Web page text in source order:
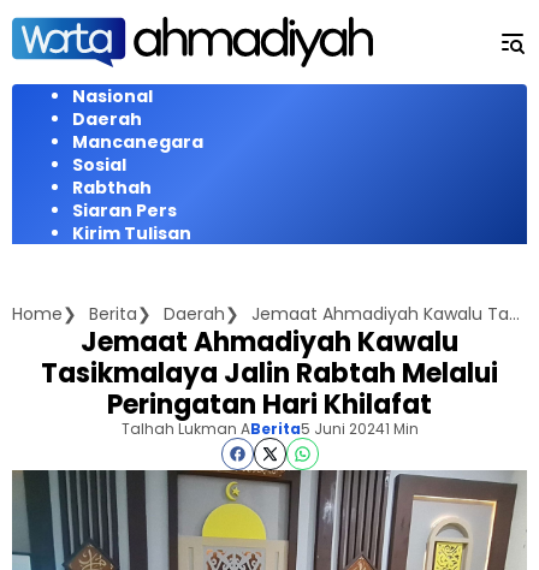
Langsung
konten
Nasional
Daerah
Mancanegara
Sosial
Rabthah
Siaran Pers
Kirim Tulisan
Home Berita Daerah Jemaat Ahmadiyah Kawalu Tasikmalaya Jalin Rabtah Melalui Peringatan Hari Khilafat
Jemaat Ahmadiyah Kawalu
Tasikmalaya Jalin Rabtah Melalui
Peringatan Hari Khilafat
Talhah Lukman ABerita5 Juni 20241 Min